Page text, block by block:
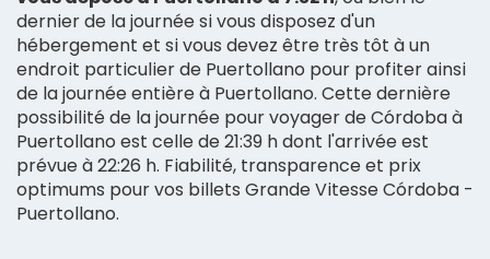
dernier de la journée si vous disposez d'un
hébergement et si vous devez être très tôt à un
endroit particulier de Puertollano pour profiter ainsi
de la journée entière à Puertollano. Cette dernière
possibilité de la journée pour voyager de Córdoba à
Puertollano est celle de 21:39 h dont l'arrivée est
prévue à 22:26 h. Fiabilité, transparence et prix
optimums pour vos billets Grande Vitesse Córdoba -
Puertollano.